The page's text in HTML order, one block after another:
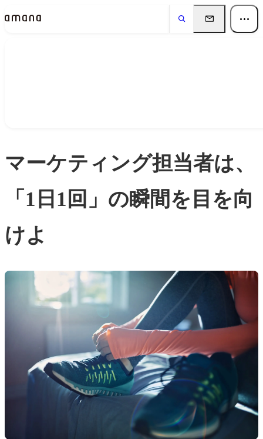
マーケティング担当者は、
「1日1回」の瞬間を目を向
けよ